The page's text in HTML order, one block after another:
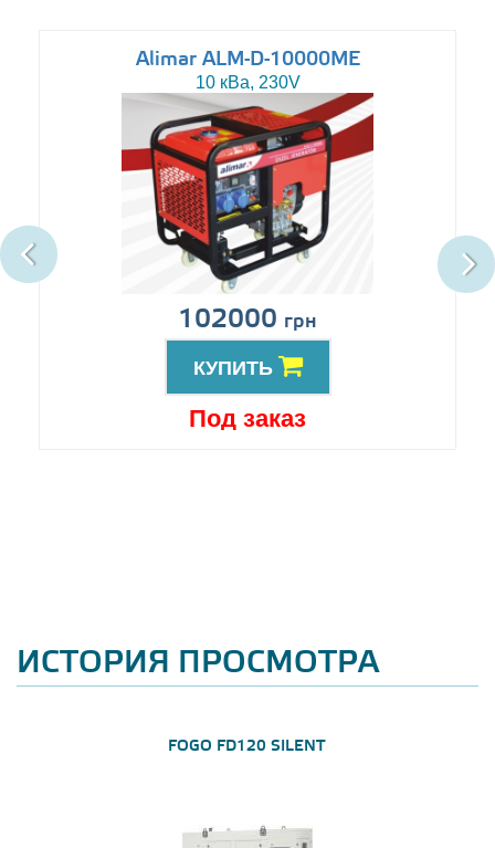
Alimar ALM-D-10000ME
10 кВа, 230V
102000 грн
КУПИТЬ
Под заказ
ИСТОРИЯ ПРОСМОТРА
FOGO FD120 SILENT